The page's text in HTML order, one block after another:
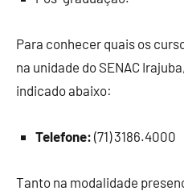
Para conhecer quais os
na unidade do SENAC
indicado abaixo:
Telefone: (71) 3186.4000
Tanto na modalidade